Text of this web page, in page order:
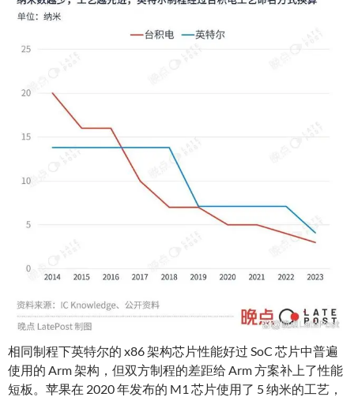
相同制程下英特尔的 x86 架构芯片性能好过 SoC 芯片中普遍
使用的 Arm 架构，但双方制程的差距给 Arm 方案补上了性能
短板。苹果在 2020 年发布的 M1 芯片使用了 5 纳米的工艺，